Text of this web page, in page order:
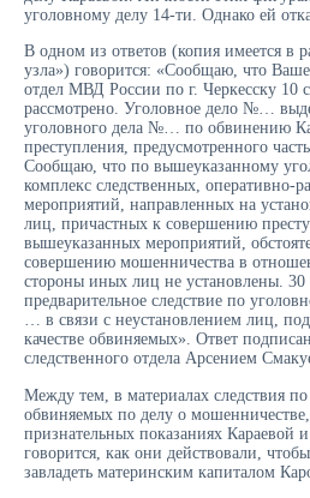
уголовному делу 14-ти. Однако ей
В одном из ответов (копия имеется в
узла») говорится: «Сообщаю, что
отдел МВД России по г. Черкесску 10
рассмотрено. Уголовное дело №…
уголовного дела №… по обвинению
преступления, предусмотренного
Сообщаю, что по вышеуказанному
комплекс следственных, оперативно-
мероприятий, направленных на
лиц, причастных к совершению
вышеуказанных мероприятий,
совершению мошенничества в
стороны иных лиц не установлены. 30
предварительное следствие по
… в связи с неустановлением лиц,
качестве обвиняемых». Ответ
следственного отдела Арсением
Между тем, в материалах следствия
обвиняемых по делу о мошенничестве,
признательных показаниях Караевой
говорится, как они действовали,
завладеть материнским капиталом